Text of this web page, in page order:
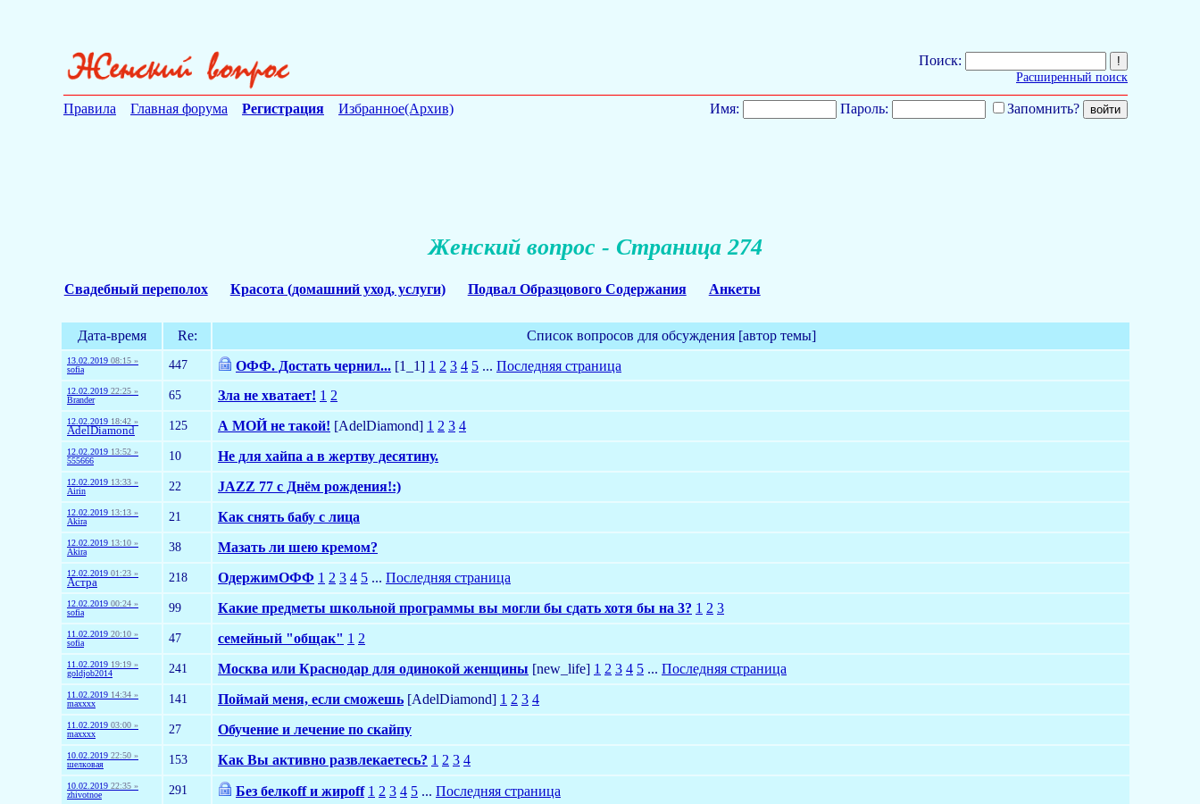
Поиск:
Расширенный поиск
Правила Главная форума Регистрация Избранное(Архив) Имя: Пароль: Запомнить?
Женский вопрос - Страница 274
Свадебный переполох Красота (домашний уход, услуги) Подвал Образцового Содержания Анкеты
Дата-время Re: Список вопросов для обсуждения [автор темы]
13.02.2019 08:15 »
sofia
447 ОФФ. Достать чернил... [1_1] 1 2 3 4 5 ... Последняя страница
12.02.2019 22:25 »
Brander
65 Зла не хватает! 1 2
12.02.2019 18:42 »
AdelDiamond 125 А МОЙ не такой! [AdelDiamond] 1 2 3 4
12.02.2019 13:52 »
555666
10 Не для хайпа а в жертву десятину.
12.02.2019 13:33 »
Airin
22 JAZZ 77 c Днём рождения!:)
12.02.2019 13:13 »
Akira
21 Как снять бабу с лица
12.02.2019 13:10 »
Akira
38 Мазать ли шею кремом?
12.02.2019 01:23 »
Астра 218 ОдержимОФФ 1 2 3 4 5 ... Последняя страница
12.02.2019 00:24 »
sofia
99 Какие предметы школьной программы вы могли бы сдать хотя бы на 3? 1 2 3
11.02.2019 20:10 »
sofia
47 семейный "общак" 1 2
11.02.2019 19:19 »
goldjob2014
241 Москва или Краснодар для одинокой женщины [new_life] 1 2 3 4 5 ... Последняя страница
11.02.2019 14:34 »
maxxxx
141 Поймай меня, если сможешь [AdelDiamond] 1 2 3 4
11.02.2019 03:00 »
maxxxx
27 Обучение и лечение по скайпу
10.02.2019 22:50 »
шелковая
153 Как Вы активно развлекаетесь? 1 2 3 4
10.02.2019 22:35 »
zhivotnoe
291 Без белкoff и жирoff 1 2 3 4 5 ... Последняя страница